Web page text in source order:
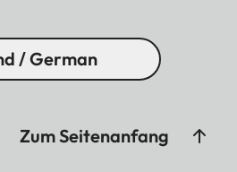
/ German
Zum Seitenanfang